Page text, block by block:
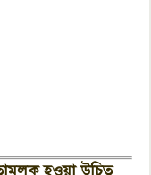
হওয়া উচিত